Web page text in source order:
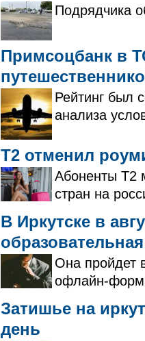
Подрядчика
Примсоцбанк в
Рейтинг был
анализа
Т2 отменил
Абоненты Т2
стран на
В Иркутске в
Она пройдет
офлайн-
Затишье на
день